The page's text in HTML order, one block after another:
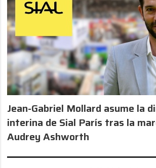
Jean-Gabriel Mollard asume la
interina de Sial París tras la
Audrey Ashworth